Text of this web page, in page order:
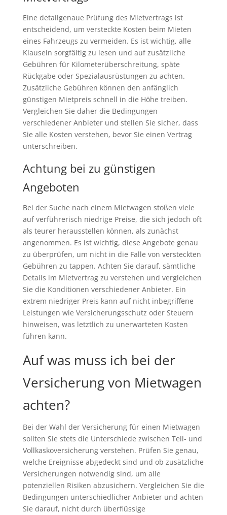
Eine detailgenaue Prüfung des Mietvertrags ist
entscheidend, um versteckte Kosten beim Mieten
eines Fahrzeugs zu vermeiden. Es ist wichtig, alle
Klauseln sorgfältig zu lesen und auf zusätzliche
Gebühren für Kilometerüberschreitung, späte
Rückgabe oder Spezialausrüstungen zu achten.
Zusätzliche Gebühren können den anfänglich
günstigen Mietpreis schnell in die Höhe treiben.
Vergleichen Sie daher die Bedingungen
verschiedener Anbieter und stellen Sie sicher, dass
Sie alle Kosten verstehen, bevor Sie einen Vertrag
unterschreiben.
Achtung bei zu günstigen
Angeboten
Bei der Suche nach einem Mietwagen stoßen viele
auf verführerisch niedrige Preise, die sich jedoch oft
als teurer herausstellen können, als zunächst
angenommen. Es ist wichtig, diese Angebote genau
zu überprüfen, um nicht in die Falle von versteckten
Gebühren zu tappen. Achten Sie darauf, sämtliche
Details im Mietvertrag zu verstehen und vergleichen
Sie die Konditionen verschiedener Anbieter. Ein
extrem niedriger Preis kann auf nicht inbegriffene
Leistungen wie Versicherungsschutz oder Steuern
hinweisen, was letztlich zu unerwarteten Kosten
führen kann.
Auf was muss ich bei der
Versicherung von Mietwagen
achten?
Bei der Wahl der Versicherung für einen Mietwagen
sollten Sie stets die Unterschiede zwischen Teil- und
Vollkaskoversicherung verstehen. Prüfen Sie genau,
welche Ereignisse abgedeckt sind und ob zusätzliche
Versicherungen notwendig sind, um alle
potenziellen Risiken abzusichern. Vergleichen Sie die
Bedingungen unterschiedlicher Anbieter und achten
Sie darauf, nicht durch überflüssige